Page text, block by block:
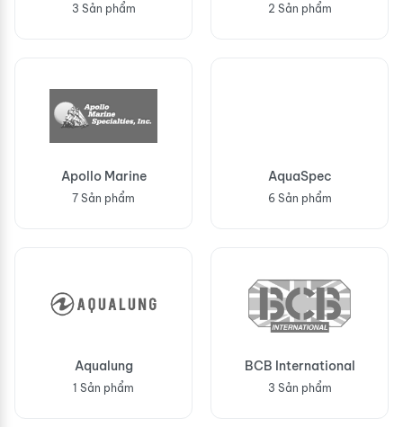
3 Sản phẩm 2 Sản phẩm
Apollo Marine
7 Sản phẩm
AquaSpec
6 Sản phẩm
Aqualung
1 Sản phẩm
BCB International
3 Sản phẩm